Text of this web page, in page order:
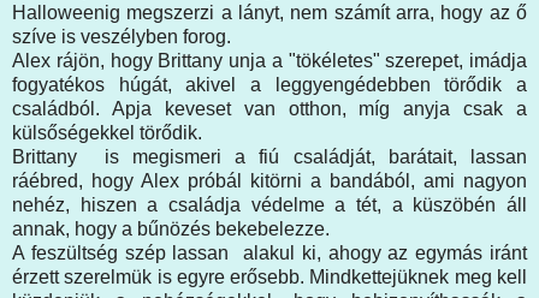
Halloweenig megszerzi a lányt, nem számít arra, hogy az ő
szíve is veszélyben forog.
Alex rájön, hogy Brittany unja a "tökéletes" szerepet, imádja
fogyatékos húgát, akivel a leggyengédebben törődik a
családból. Apja keveset van otthon, míg anyja csak a
külsőségekkel törődik.
Brittany is megismeri a fiú családját, barátait, lassan
ráébred, hogy Alex próbál kitörni a bandából, ami nagyon
nehéz, hiszen a családja védelme a tét, a küszöbén áll
annak, hogy a bűnözés bekebelezze.
A feszültség szép lassan alakul ki, ahogy az egymás iránt
érzett szerelmük is egyre erősebb. Mindkettejüknek meg kell